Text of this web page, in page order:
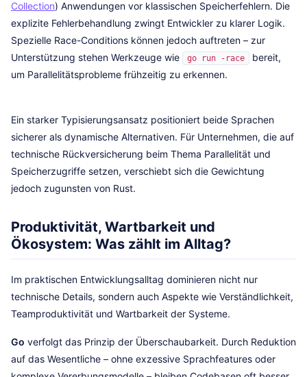
Collection) Anwendungen vor klassischen Speicherfehlern. Die
explizite Fehlerbehandlung zwingt Entwickler zu klarer Logik.
Spezielle Race-Conditions können jedoch auftreten – zur
Unterstützung stehen Werkzeuge wie
go run -race
bereit,
um Parallelitätsprobleme frühzeitig zu erkennen.
Ein starker Typisierungsansatz positioniert beide Sprachen
sicherer als dynamische Alternativen. Für Unternehmen, die auf
technische Rückversicherung beim Thema Parallelität und
Speicherzugriffe setzen, verschiebt sich die Gewichtung
jedoch zugunsten von Rust.
Produktivität, Wartbarkeit und
Ökosystem: Was zählt im Alltag?
Im praktischen Entwicklungsalltag dominieren nicht nur
technische Details, sondern auch Aspekte wie Verständlichkeit,
Teamproduktivität und Wartbarkeit der Systeme.
Go verfolgt das Prinzip der Überschaubarkeit. Durch Reduktion
auf das Wesentliche – ohne exzessive Sprachfeatures oder